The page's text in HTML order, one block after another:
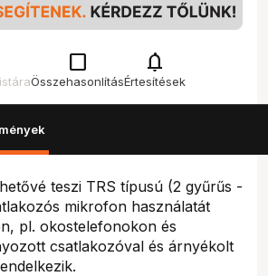
check_box_outline_blank
Összehasonlítás
notifications
Értesítések
teszi TRS típusú (2 gyűrűs -
mikrofon használatát
pl. okostelefonokon és
csatlakozóval és árnyékolt